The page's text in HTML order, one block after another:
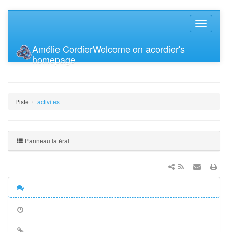
Amélie CordierWelcome on acordier's
homepage
Piste activites
Panneau latéral